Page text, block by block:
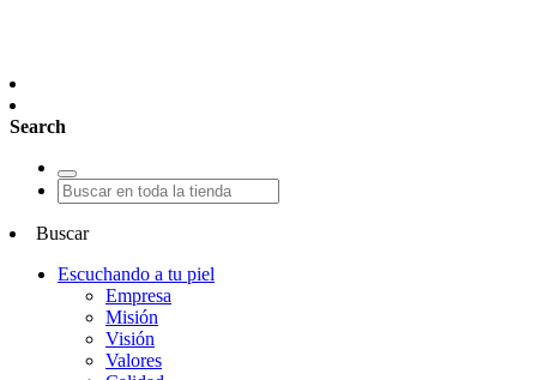
Search
Buscar
Escuchando a tu piel
Empresa
Misión
Visión
Valores